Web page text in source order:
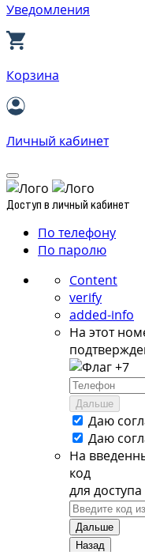
Уведомления
Корзина
Личный кабинет
Доступ в личный кабинет
По телефону
По паролю
Content
verify
added-info
На этот
+7
Дальше
Даю
Даю
На
код
для
Дальше
Назад